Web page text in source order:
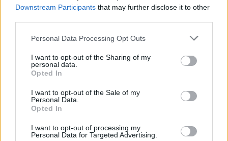
Downstream Participants that may further disclose it to other
Personal Data Processing Opt Outs
I want to opt-out of the Sharing of my
personal data.
Opted In
I want to opt-out of the Sale of my
Personal Data.
Opted In
I want to opt-out of processing my
Personal Data for Targeted Advertising.
32 laipsnių šilumos
Žinios | Orai
00:00:59
Nufilmavo, kaip patvino Vilniaus Vakarinis aplinkkelis:
vaizdas pribloškia